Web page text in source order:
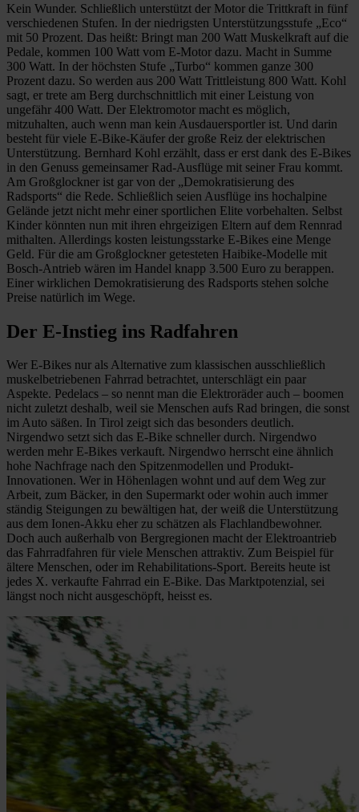
Kein Wunder. Schließlich unterstützt der Motor die Trittkraft in fünf
verschiedenen Stufen. In der niedrigsten Unterstützungsstufe „Eco“
mit 50 Prozent. Das heißt: Bringt man 200 Watt Muskelkraft auf die
Pedale, kommen 100 Watt vom E-Motor dazu. Macht in Summe
300 Watt. In der höchsten Stufe „Turbo“ kommen ganze 300
Prozent dazu. So werden aus 200 Watt Trittleistung 800 Watt. Kohl
sagt, er trete am Berg durchschnittlich mit einer Leistung von
ungefähr 400 Watt. Der Elektromotor macht es möglich,
mitzuhalten, auch wenn man kein Ausdauersportler ist. Und darin
besteht für viele E-Bike-Käufer der große Reiz der elektrischen
Unterstützung. Bernhard Kohl erzählt, dass er erst dank des E-Bikes
in den Genuss gemeinsamer Rad-Ausflüge mit seiner Frau kommt.
Am Großglockner ist gar von der „Demokratisierung des
Radsports“ die Rede. Schließlich seien Ausflüge ins hochalpine
Gelände jetzt nicht mehr einer sportlichen Elite vorbehalten. Selbst
Kinder könnten nun mit ihren ehrgeizigen Eltern auf dem Rennrad
mithalten. Allerdings kosten leistungsstarke E-Bikes eine Menge
Geld. Für die am Großglockner getesteten Haibike-Modelle mit
Bosch-Antrieb wären im Handel knapp 3.500 Euro zu berappen.
Einer wirklichen Demokratisierung des Radsports stehen solche
Preise natürlich im Wege.
Der E-Instieg ins Radfahren
Wer E-Bikes nur als Alternative zum klassischen ausschließlich
muskelbetriebenen Fahrrad betrachtet, unterschlägt ein paar
Aspekte. Pedelacs – so nennt man die Elektroräder auch – boomen
nicht zuletzt deshalb, weil sie Menschen aufs Rad bringen, die sonst
im Auto säßen. In Tirol zeigt sich das besonders deutlich.
Nirgendwo setzt sich das E-Bike schneller durch. Nirgendwo
werden mehr E-Bikes verkauft. Nirgendwo herrscht eine ähnlich
hohe Nachfrage nach den Spitzenmodellen und Produkt-
Innovationen. Wer in Höhenlagen wohnt und auf dem Weg zur
Arbeit, zum Bäcker, in den Supermarkt oder wohin auch immer
ständig Steigungen zu bewältigen hat, der weiß die Unterstützung
aus dem Ionen-Akku eher zu schätzen als Flachlandbewohner.
Doch auch außerhalb von Bergregionen macht der Elektroantrieb
das Fahrradfahren für viele Menschen attraktiv. Zum Beispiel für
ältere Menschen, oder im Rehabilitations-Sport. Bereits heute ist
jedes X. verkaufte Fahrrad ein E-Bike. Das Marktpotenzial, sei
längst noch nicht ausgeschöpft, heisst es.